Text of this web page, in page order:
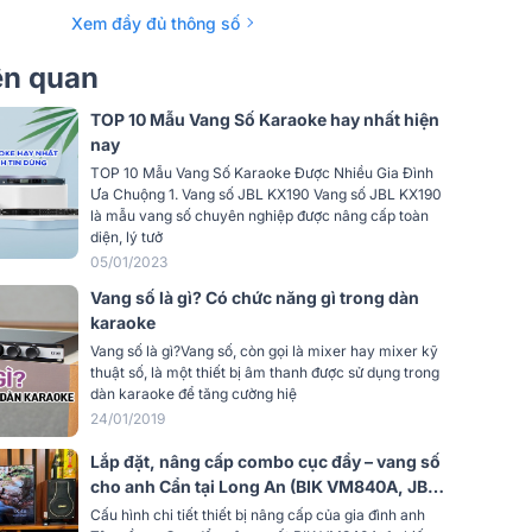
có reverb echo, chống hú rít tuyệt đối
Cổng Quang (Optical)
Giá rẻ
TỐI
+14dBu (4V RMS)
TỐI
+14dBu (4V EMS)
0dB, +3dB, +6dB
64mV Đầu ra
>90dB
cấp 220V/AC/50Hz
Xem đầy đủ thông số
quan
TOP 10 Mẫu Vang Số Karaoke hay nhất hiện
nay
TOP 10 Mẫu Vang Số Karaoke Được Nhiều Gia Đình
Ưa Chuộng 1. Vang số JBL KX190 Vang số JBL KX190
là mẫu vang số chuyên nghiệp được nâng cấp toàn
diện, lý tưở
05/01/2023
Vang số là gì? Có chức năng gì trong dàn
karaoke
Vang số là gì?Vang số, còn gọi là mixer hay mixer kỹ
thuật số, là một thiết bị âm thanh được sử dụng trong
dàn karaoke để tăng cường hiệ
24/01/2019
Lắp đặt, nâng cấp combo cục đẩy – vang số
cho anh Cẩn tại Long An (BIK VM840A, JBL
KX180A)
Cấu hình chi tiết thiết bị nâng cấp của gia đình anh